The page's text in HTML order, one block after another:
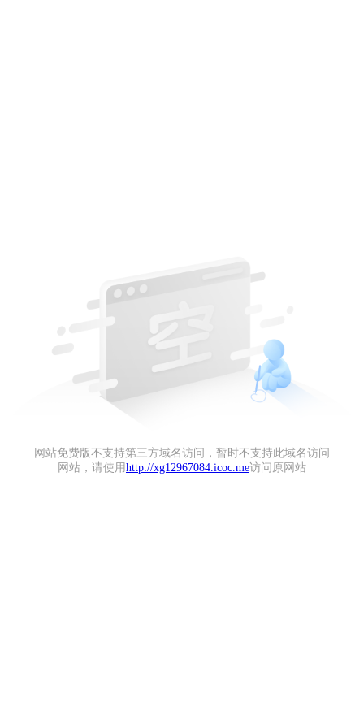
网站免费版不支持第三方域名访问，暂时不支持此域名访问
网站，请使用 http://xg12967084.icoc.me访问原网站